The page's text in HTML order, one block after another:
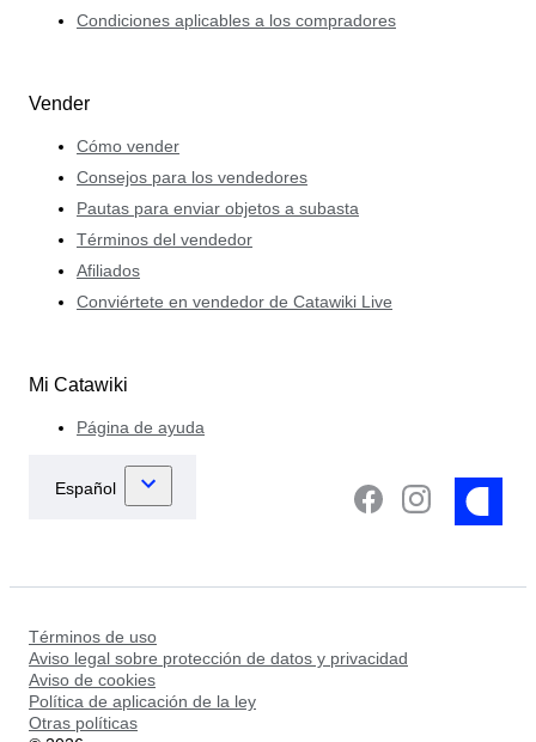
Condiciones aplicables a los compradores
Vender
Cómo vender
Consejos para los vendedores
Pautas para enviar objetos a subasta
Términos del vendedor
Afiliados
Conviértete en vendedor de Catawiki Live
Mi Catawiki
Página de ayuda
Términos de uso
Aviso legal sobre protección de datos y privacidad
Aviso de cookies
Política de aplicación de la ley
Otras políticas